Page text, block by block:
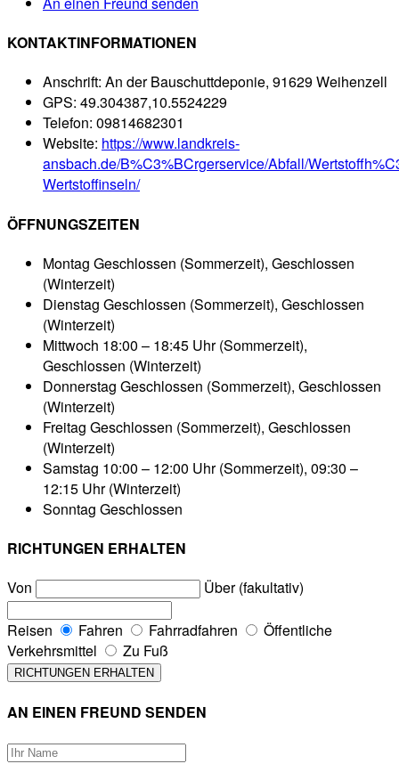
KONTAKTINFORMATIONEN
Anschrift: An der Bauschuttdeponie, 91629 Weihenzell
GPS: 49.304387,10.5524229
Telefon: 09814682301
Website: https://www.landkreis-
ansbach.de/B%C3%BCrgerservice/Abfall/
Wertstoffinseln/
ÖFFNUNGSZEITEN
Montag Geschlossen (Sommerzeit), Geschlossen
(Winterzeit)
Dienstag Geschlossen (Sommerzeit), Geschlossen
(Winterzeit)
Mittwoch 18:00 – 18:45 Uhr (Sommerzeit),
Geschlossen (Winterzeit)
Donnerstag Geschlossen (Sommerzeit), Geschlossen
(Winterzeit)
Freitag Geschlossen (Sommerzeit), Geschlossen
(Winterzeit)
Samstag 10:00 – 12:00 Uhr (Sommerzeit), 09:30 –
12:15 Uhr (Winterzeit)
Sonntag Geschlossen
RICHTUNGEN ERHALTEN
Von
Über (fakultativ)
Reisen Fahren Fahrradfahren
Öffentliche
Verkehrsmittel
Zu Fuß
AN EINEN FREUND SENDEN